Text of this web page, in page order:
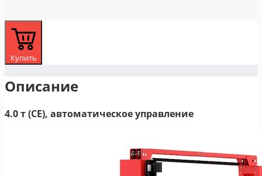
Купить
Описание
4.0 т (CE), автоматическое управление